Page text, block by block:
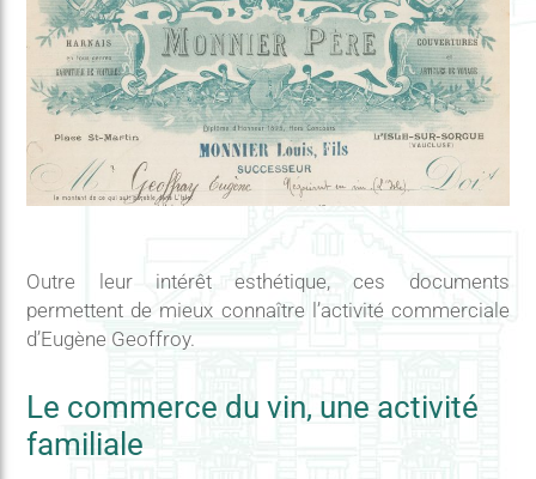
Outre leur intérêt esthétique, ces documents
permettent de mieux connaître l’activité commerciale
d’Eugène Geoffroy.
Le commerce du vin, une activité
familiale